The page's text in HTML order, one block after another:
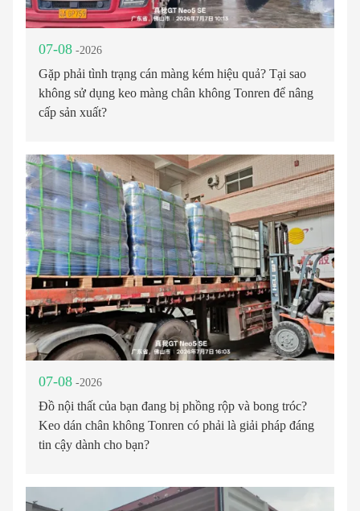
07-08 -2026
Gặp phải tình trạng cán màng kém hiệu quả? Tại sao
không sử dụng keo màng chân không Tonren để nâng
cấp sản xuất?
07-08 -2026
Đồ nội thất của bạn đang bị phồng rộp và bong tróc?
Keo dán chân không Tonren có phải là giải pháp đáng
tin cậy dành cho bạn?